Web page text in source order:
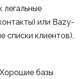
легальные
или Bazy-
списки клиентов),
Хорошие базы